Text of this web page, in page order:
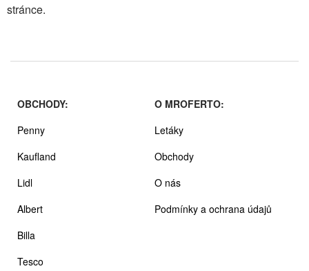
stránce.
OBCHODY:
Penny
Kaufland
Lidl
Albert
Billa
Tesco
O MROFERTO:
Letáky
Obchody
O nás
Podmínky a ochrana údajů